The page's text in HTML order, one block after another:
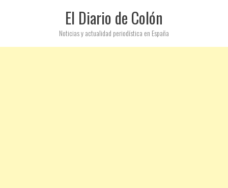
El Diario de Colón
Noticias y actualidad periodística en España